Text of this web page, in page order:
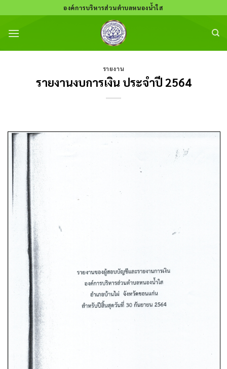
to
content
องค์การบริหารส่วนตำบลหนองน้ำใส
รายงาน
รายงานงบการเงิน ประจำปี 2564